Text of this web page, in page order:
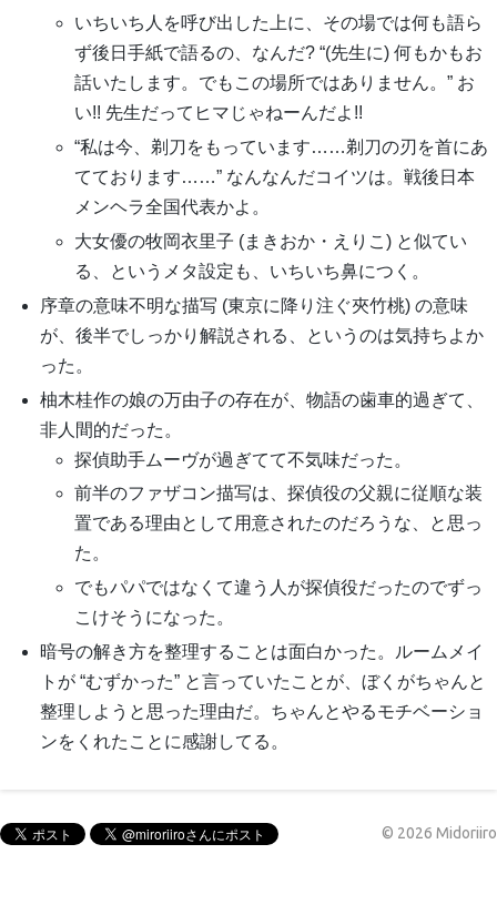
いちいち人を呼び出した上に、その場では何も語ら
ず後日手紙で語るの、なんだ? “(先生に) 何もかもお
話いたします。でもこの場所ではありません。” お
い!! 先生だってヒマじゃねーんだよ!!
“私は今、剃刀をもっています……剃刀の刃を首にあ
てております……” なんなんだコイツは。戦後日本
メンヘラ全国代表かよ。
大女優の牧岡衣里子 (まきおか・えりこ) と似てい
る、というメタ設定も、いちいち鼻につく。
序章の意味不明な描写 (東京に降り注ぐ夾竹桃) の意味
が、後半でしっかり解説される、というのは気持ちよか
った。
柚木桂作の娘の万由子の存在が、物語の歯車的過ぎて、
非人間的だった。
探偵助手ムーヴが過ぎてて不気味だった。
前半のファザコン描写は、探偵役の父親に従順な装
置である理由として用意されたのだろうな、と思っ
た。
でもパパではなくて違う人が探偵役だったのでずっ
こけそうになった。
暗号の解き方を整理することは面白かった。ルームメイ
トが “むずかった” と言っていたことが、ぼくがちゃんと
整理しようと思った理由だ。ちゃんとやるモチベーショ
ンをくれたことに感謝してる。
© 2026 Midoriiro